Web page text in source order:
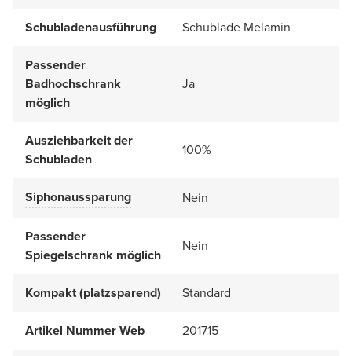
Schubladenausführung Schublade Melamin
Passender
Badhochschrank
möglich
Ja
Ausziehbarkeit der
Schubladen
100%
Siphonaussparung Nein
Passender
Spiegelschrank möglich
Nein
Kompakt (platzsparend) Standard
Artikel Nummer Web 201715